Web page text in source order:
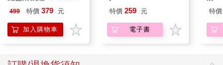
499 特價 379 元
加入購物車
特價 259 元
電子書
特價